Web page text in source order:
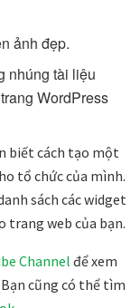
ảnh đẹp.
nhúng tài liệu
WordPress
biết cách tạo một
tổ chức của mình.
sách các widget
trang web của bạn.
Channelđể xem
cũng có thể tìm